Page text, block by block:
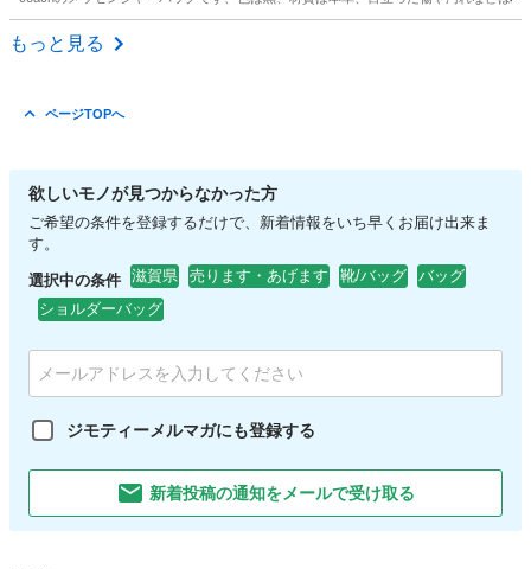
滋賀 大津市
もっと見る
ページTOPへ
欲しいモノが見つからなかった方
ご希望の条件を登録するだけで、新着情報をいち早くお届け出来ま
す。
選択中の条件 滋賀県 売ります・あげます 靴/バッグ
バッグ
ショルダーバッグ
ジモティーメルマガにも登録する
新着投稿の通知をメールで受け取る